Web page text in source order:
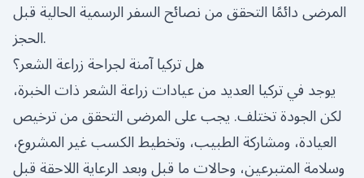
المرضى دائمًا التحقق من نصائح السفر الرسمية الحالية قبل
الحجز.
هل تركيا آمنة لجراحة زراعة الشعر؟
يوجد في تركيا العديد من عيادات زراعة الشعر ذات الخبرة،
لكن الجودة تختلف. يجب على المرضى التحقق من ترخيص
العيادة، ومشاركة الطبيب، وتخطيط الكسب غير المشروع،
وسلامة المتبرعين، وحالات ما قبل وبعد الرعاية اللاحقة قبل